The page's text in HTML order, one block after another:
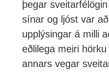
þegar
sínar og ljóst var
upplýsingar á milli
eðlilega meiri
annars vegar